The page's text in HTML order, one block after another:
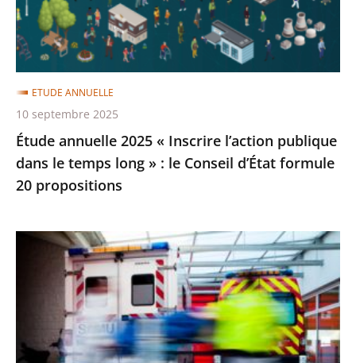
publique
dans
le
temps
long
»
:
le
Conseil
formule
propositions
Étude annuelle 2025 « Inscrire l’action publique
dans le temps long » : le Conseil d’État formule
20 propositions
ETUDE ANNUELLE
10 septembre 2025
d’urgence
démocratie